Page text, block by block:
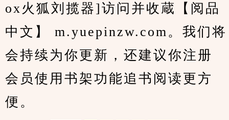
ox火狐刘揽器]访问并收蔵【阅品
中文】 m.yuepinzw.com。我们将
会持续为你更新，还建议你注册
会员使用书架功能追书阅读更方
便。